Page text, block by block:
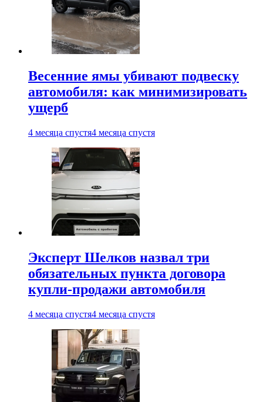
Весенние ямы убивают подвеску
автомобиля: как минимизировать
ущерб
4 месяца спустя4 месяца спустя
Эксперт Шелков назвал три
обязательных пункта договора
купли-продажи автомобиля
4 месяца спустя4 месяца спустя